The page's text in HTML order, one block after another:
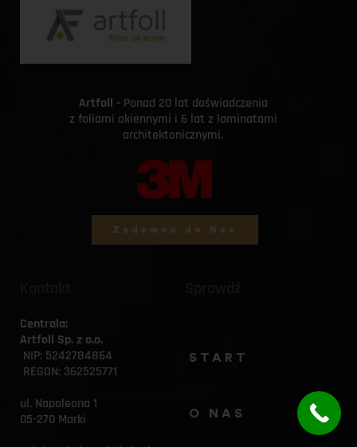
Artfoll - Ponad 20 lat doświadczenia
z foliami okiennymi i 6 lat z laminatami
architektonicznymi.
Zadzwoń do Nas
Centrala:
Artfoll Sp. z o.o.
NIP: 5242784864
REGON: 362525771
ul. Napoleona 1
05-270 Marki
START
O NAS